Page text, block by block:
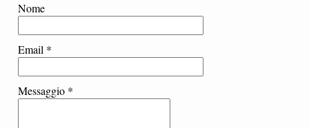
Nome
Email *
Messaggio *